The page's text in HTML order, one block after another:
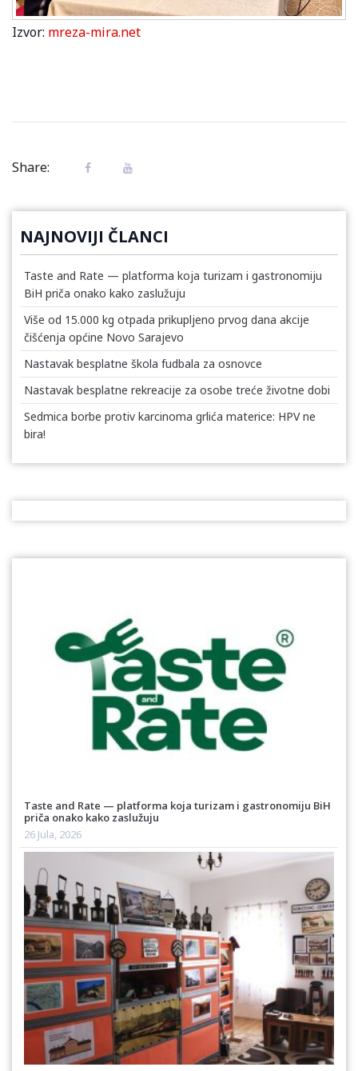
Izvor: mreza-mira.net
Share:
NAJNOVIJI ČLANCI
Taste and Rate — platforma koja turizam i gastronomiju
BiH priča onako kako zaslužuju
Više od 15.000 kg otpada prikupljeno prvog dana akcije
čišćenja općine Novo Sarajevo
Nastavak besplatne škola fudbala za osnovce
Nastavak besplatne rekreacije za osobe treće životne dobi
Sedmica borbe protiv karcinoma grlića materice: HPV ne
bira!
Taste and Rate — platforma koja turizam i gastronomiju BiH
priča onako kako zaslužuju
26 Jula, 2026